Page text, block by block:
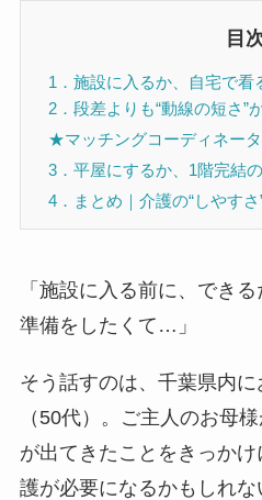
目
1．施設に入るか、自宅で
2．段差よりも“動線の短さ”
★マッチングコーディネータ
3．平屋にするか、1階完結
4．まとめ｜介護の“しやすさ
「施設に入る前に、でき
準備をしたくて…」
そう話すのは、千葉県内
（50代）。ご主人のお母
が出てきたことをきっか
護が必要になるかもしれ